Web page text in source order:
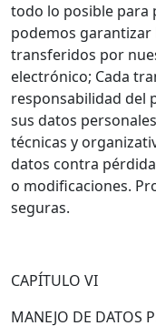
todo lo posible para
podemos garantizar
transferidos por
electrónico; Cada
responsabilidad del
sus datos
técnicas y
datos contra
o modificaciones.
seguras.
CAPÍTULO VI
MANEJO DE DATOS